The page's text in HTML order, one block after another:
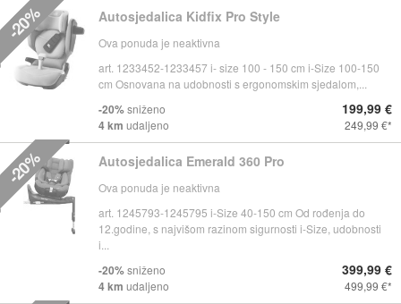
Autosjedalica Kidfix Pro Style
Ova ponuda je neaktivna
art. 1233452-1233457 i- size 100 - 150 cm i-Size 100-150
cm Osnovana na udobnosti s ergonomskim sjedalom,...
-20%sniženo
4 km udaljeno
199,99 €
249,99 €
-20%
Autosjedalica Emerald 360 Pro
Ova ponuda je neaktivna
art. 1245793-1245795 i-Size 40-150 cm Od rođenja do
12.godine, s najvišom razinom sigurnosti i-Size, udobnosti
i...
-20%sniženo
4 km udaljeno
399,99 €
499,99 €
-20%